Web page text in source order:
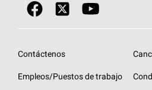
Tecnología SureNail®
Únase a la red de
Diseño en el techo
Eventos para contratistas
Encuentre una tienda o
Financiamiento de techos
Contáctenos
Empleos/Puestos de trabajo